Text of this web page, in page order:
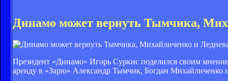
Динамо может вернуть Тымчика,
Президент «Динамо» Игорь Суркис поделился своим
аренду в «Зарю» Александр Тымчик, Богдан Михайличенко